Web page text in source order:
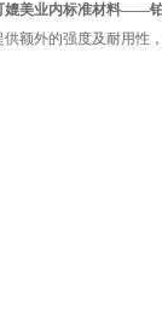
媲美业内标准材料——铂
额外的强度及耐用